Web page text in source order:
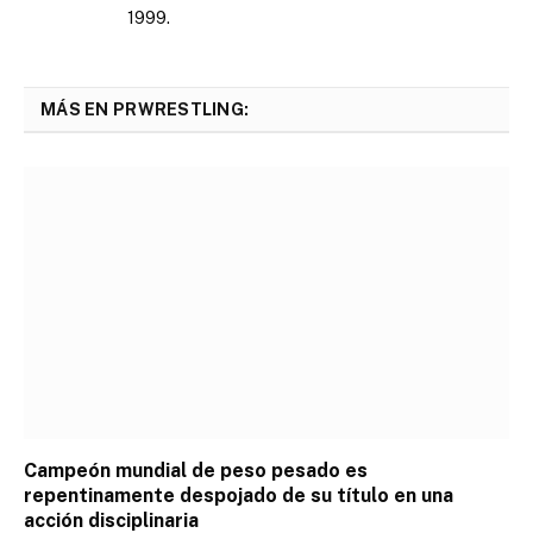
1999.
MÁS EN PRWRESTLING:
Campeón mundial de peso pesado es
repentinamente despojado de su título en una
acción disciplinaria